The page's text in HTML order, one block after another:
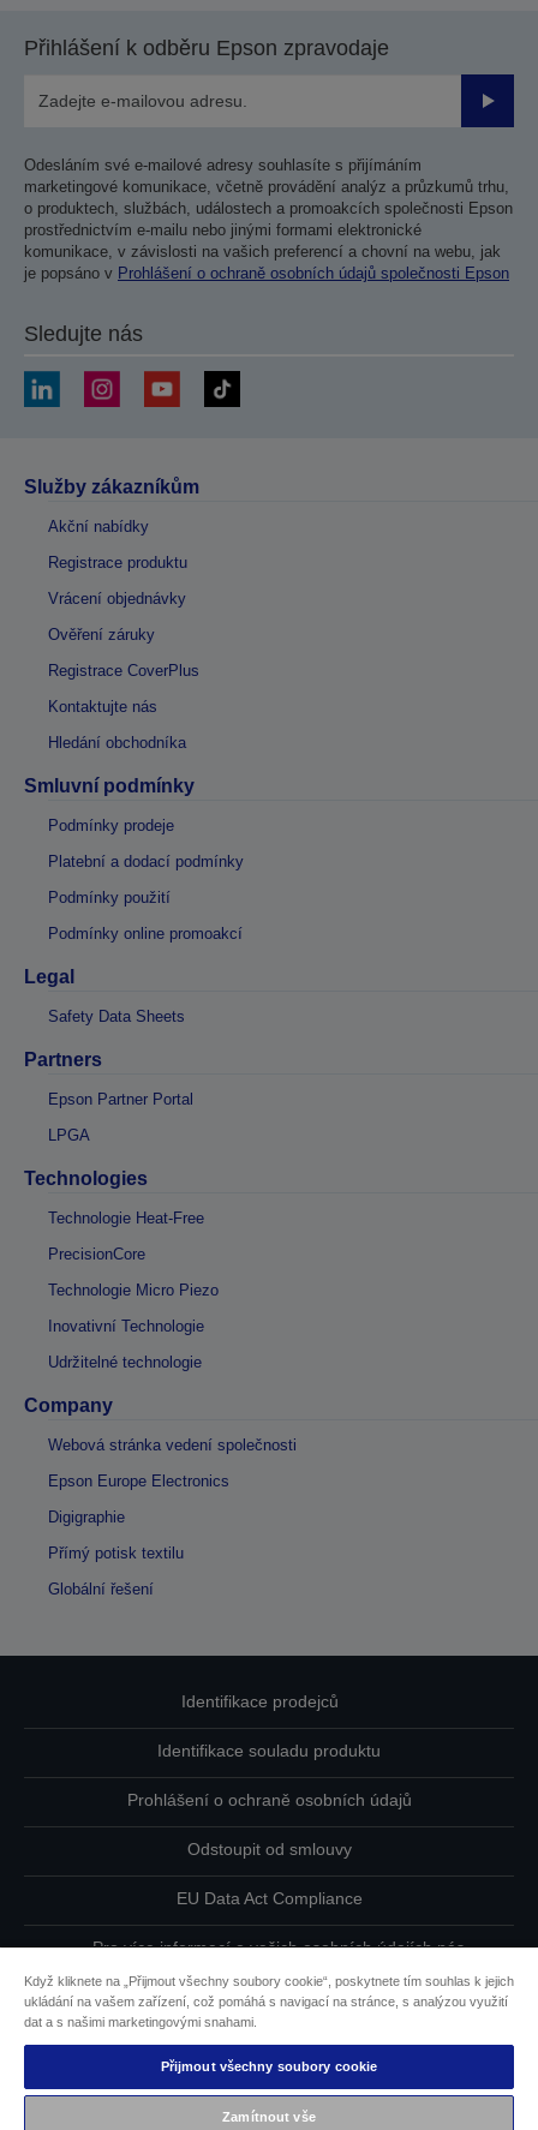
Přihlášení k odběru Epson zpravodaje
Odesláním své e-mailové adresy souhlasíte s přijímáním
marketingové komunikace, včetně provádění analýz a průzkumů trhu,
o produktech, službách, událostech a promoakcích společnosti Epson
prostřednictvím e-mailu nebo jinými formami elektronické
komunikace, v závislosti na vašich preferencí a chovní na webu, jak
je popsáno v Prohlášení o ochraně osobních údajů společnosti Epson
Sledujte nás
Služby zákazníkům
Akční nabídky
Registrace produktu
Vrácení objednávky
Ověření záruky
Registrace CoverPlus
Kontaktujte nás
Hledání obchodníka
Smluvní podmínky
Podmínky prodeje
Platební a dodací podmínky
Podmínky použití
Podmínky online promoakcí
Legal
Safety Data Sheets
Partners
Epson Partner Portal
LPGA
Technologies
Technologie Heat-Free
PrecisionCore
Technologie Micro Piezo
Inovativní Technologie
Udržitelné technologie
Company
Webová stránka vedení společnosti
Epson Europe Electronics
Digigraphie
Přímý potisk textilu
Globální řešení
Identifikace prodejců
Identifikace souladu produktu
Prohlášení o ochraně osobních údajů
Odstoupit od smlouvy
EU Data Act Compliance
Pro více informací o vašich osobních údajích nás
Informace o souborech cookie
Závazek usnadnění přístupu společnosti Epson
Když kliknete na „Přijmout všechny soubory cookie“, poskytnete tím souhlas k jejich
ukládání na vašem zařízení, což pomáhá s navigací na stránce, s analýzou využití
dat a s našimi marketingovými snahami.
Přijmout všechny soubory cookie
Zamítnout vše